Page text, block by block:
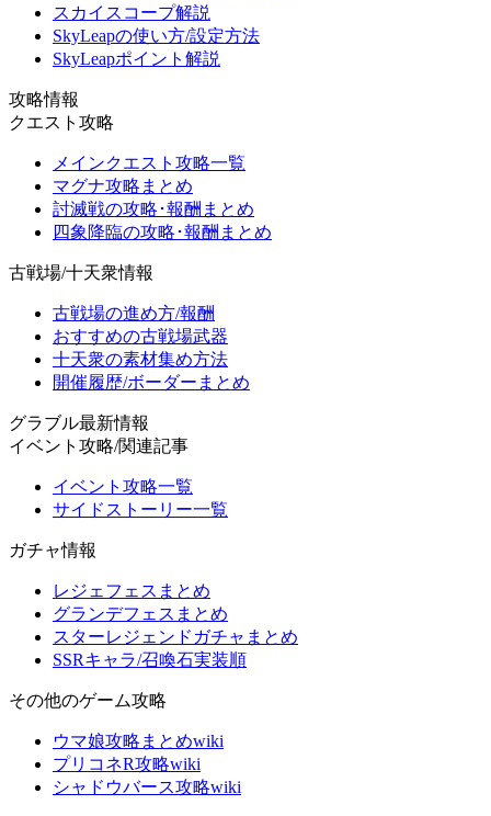
スカイスコープ解説
SkyLeapの使い方/設定方法
SkyLeapポイント解説
攻略情報
クエスト攻略
メインクエスト攻略一覧
マグナ攻略まとめ
討滅戦の攻略･報酬まとめ
四象降臨の攻略･報酬まとめ
古戦場/十天衆情報
古戦場の進め方/報酬
おすすめの古戦場武器
十天衆の素材集め方法
開催履歴/ボーダーまとめ
グラブル最新情報
イベント攻略/関連記事
イベント攻略一覧
サイドストーリー一覧
ガチャ情報
レジェフェスまとめ
グランデフェスまとめ
スターレジェンドガチャまとめ
SSRキャラ/召喚石実装順
その他のゲーム攻略
ウマ娘攻略まとめwiki
プリコネR攻略wiki
シャドウバース攻略wiki